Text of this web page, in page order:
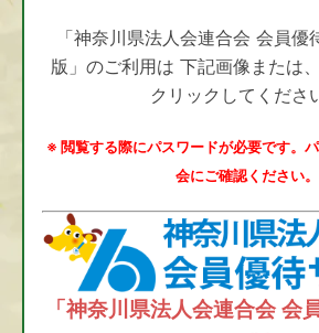
「神奈川県法人会連合会 会員優
版」のご利用は 下記画像または
クリックしてくださ
※ 閲覧する際にパスワードが必要です。
会にご確認ください。
「神奈川県法人会連合会 会